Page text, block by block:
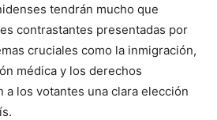
tendrán mucho que
contrastantes presentadas por
cruciales como la inmigración,
médica y los derechos
los votantes una clara elección